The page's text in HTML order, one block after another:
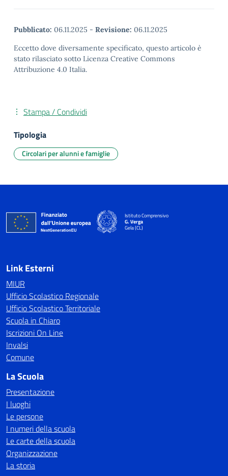
Pubblicato: 06.11.2025 - Revisione: 06.11.2025
Eccetto dove diversamente specificato, questo articolo è
stato rilasciato sotto Licenza Creative Commons
Attribuzione 4.0 Italia.
Stampa / Condividi
Tipologia
Circolari per alunni e famiglie
Istituto Comprensivo
G. Verga
Gela (CL)
Link Esterni
MIUR
Ufficio Scolastico Regionale
Ufficio Scolastico Territoriale
Scuola in Chiaro
Iscrizioni On Line
Invalsi
Comune
La Scuola
Presentazione
I luoghi
Le persone
I numeri della scuola
Le carte della scuola
Organizzazione
La storia